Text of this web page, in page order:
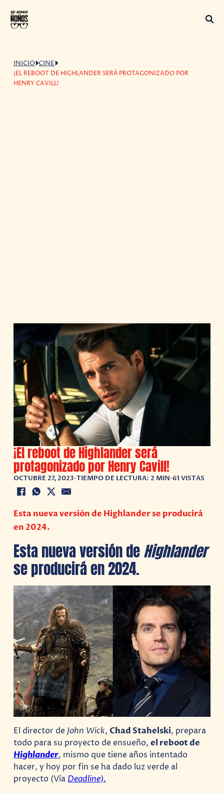
INICIO CINE
¡EL REBOOT DE HIGHLANDER SERÁ PROTAGONIZADO POR
HENRY CAVILL!
¡El reboot de Highlander será
protagonizado por Henry Cavill!
OCTUBRE 27, 2023•TIEMPO DE LECTURA: 2 MIN•61 VISTAS
Esta nueva versión de Highlander se producirá
en 2024.
Esta nueva versión deHighlander
se producirá en 2024.
El director de John Wick, Chad Stahelski, prepara
todo para su proyecto de ensueño,el reboot de
Highlander, mismo que tiene años intentado
hacer, y hoy por fin se ha dado luz verde al
proyecto (Vía Deadline).